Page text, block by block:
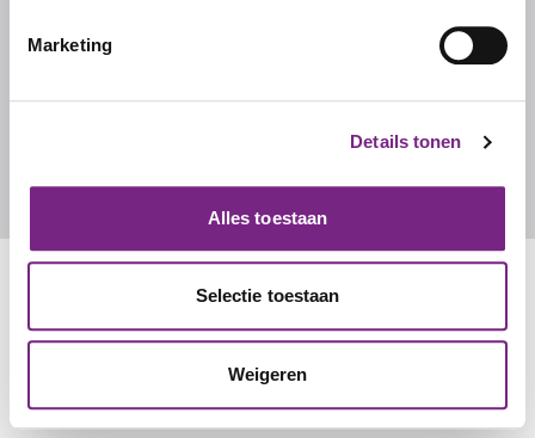
Marketing
Details tonen
Alles toestaan
Selectie toestaan
Weigeren
010 270 7090